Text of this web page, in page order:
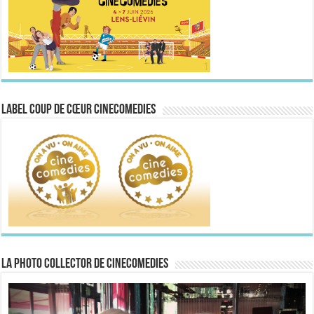
Label Coup de Cœur CineComedies
La Photo collector de CineComedies